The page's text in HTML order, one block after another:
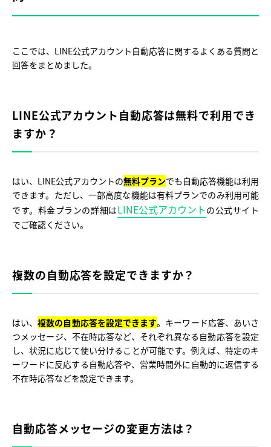
ここでは、LINE公式アカウント自動応答に関するよくある質問と
回答をまとめました。
LINE公式アカウント自動応答は無料で利用でき
ますか？
はい、LINE公式アカウントの無料プランでも自動応答機能は利用
できます。ただし、一部高度な機能は有料プランでのみ利用可能
です。料金プランの詳細はLINE公式アカウントの公式サイト
でご確認ください。
複数の自動応答を設定できますか？
はい、複数の自動応答を設定できます。キーワード応答、あいさ
つメッセージ、不在時応答など、それぞれ異なる自動応答を設定
し、状況に応じて使い分けることが可能です。例えば、特定のキ
ーワードに反応する自動応答や、営業時間外に自動的に返信する
不在時応答などを設定できます。
自動応答メッセージの変更方法は？